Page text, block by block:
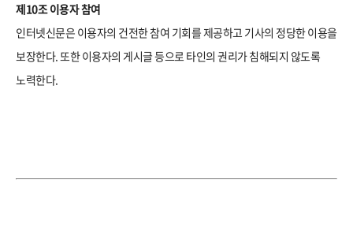
제10조 이용자 참여
인터넷신문은 이용자의 건전한 참여 기회를 제공하고 기사의 정당한 이용을
보장한다. 또한 이용자의 게시글 등으로 타인의 권리가 침해되지 않도록
노력한다.